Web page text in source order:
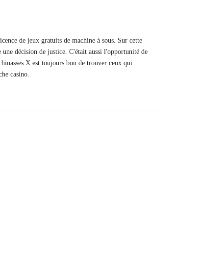
de jeux gratuits de machine à sous. Sur cette
décision de justice. C'était aussi l'opportunité de
X est toujours bon de trouver ceux qui
casino.